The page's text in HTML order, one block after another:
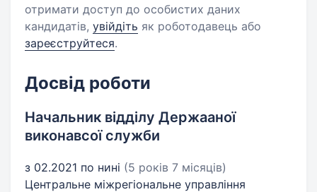
отримати доступ до особистих даних
кандидатів, увійдіть як роботодавець або
зареєструйтеся.
Досвід роботи
Начальник відділу Держааної
виконавсої служби
з 02.2021 по нині (5 років 7 місяців)
Центральне міжрегіональне управління